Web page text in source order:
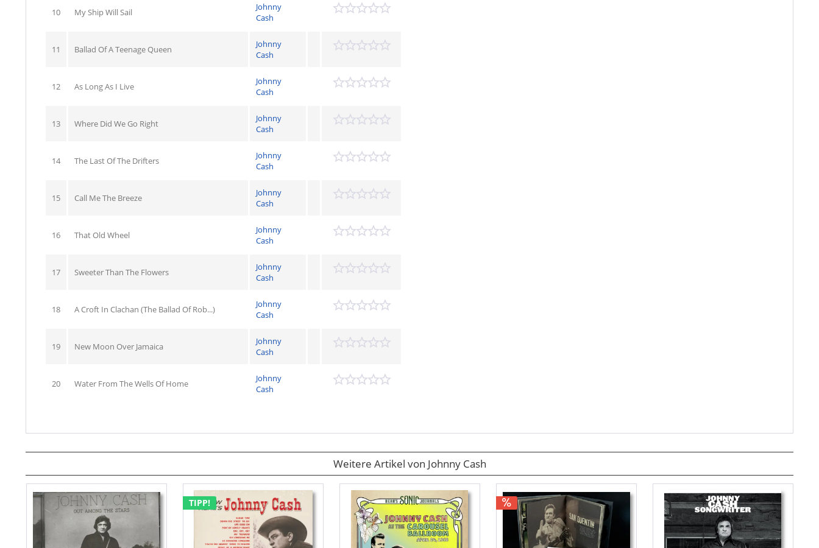
10 My Ship Will Sail
Johnny
Cash
11 Ballad Of A Teenage Queen
Johnny
Cash
12 As Long As I Live
Johnny
Cash
13 Where Did We Go Right
Johnny
Cash
14 The Last Of The Drifters
Johnny
Cash
15 Call Me The Breeze
Johnny
Cash
16 That Old Wheel
Johnny
Cash
17 Sweeter Than The Flowers
Johnny
Cash
18 A Croft In Clachan (The Ballad Of Rob...)
Johnny
Cash
19 New Moon Over Jamaica
Johnny
Cash
20 Water From The Wells Of Home
Johnny
Cash
Weitere Artikel von Johnny Cash
TIPP!